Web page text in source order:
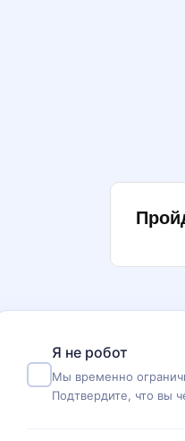
Я не робот
Мы временно
Подтвердите, что вы